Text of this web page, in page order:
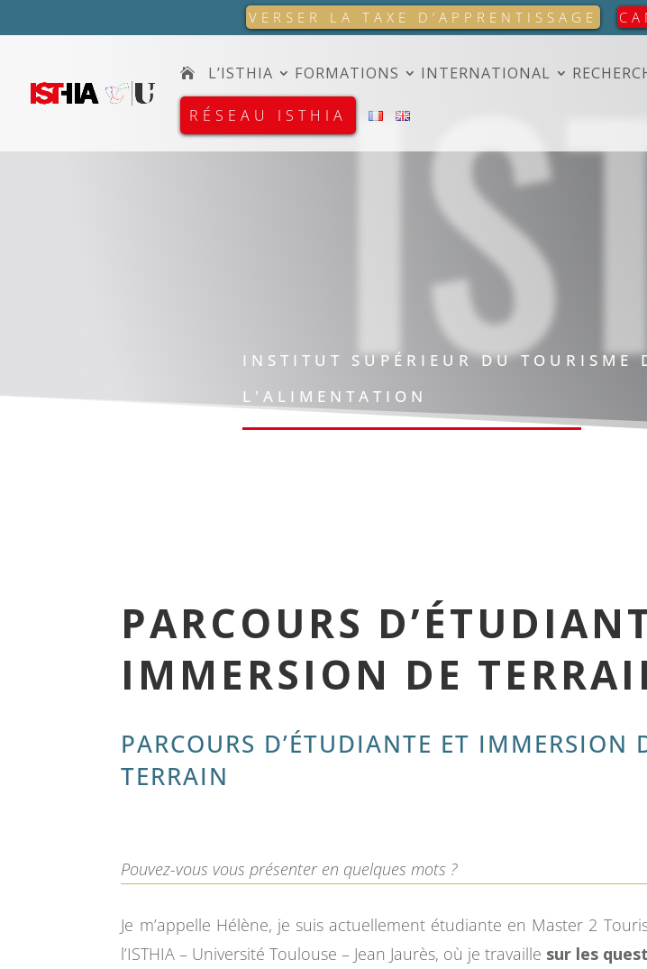
VERSER LA TAXE D’APPRENTISSAGE
L’ISTHIA FORMATIONS INTERNATIONAL
RÉSEAU ISTHIA
INSTITUT SUPÉRIEUR DU TOURISME
L'ALIMENTATION
PARCOURS
IMMERSION DE
PARCOURS D’ÉTUDIANTE ET IMMERSION
TERRAIN
Pouvez-vous vous présenter en quelques mots ?
Je m’appelle Hélène, je suis actuellement étudiante en Master 2
l’ISTHIA – Université Toulouse – Jean Jaurès, où je travaille sur les